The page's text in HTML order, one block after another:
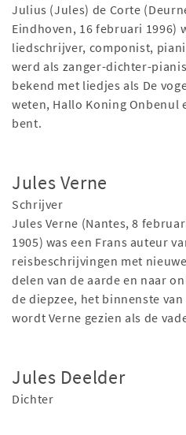
Julius (Jules) de Corte
Eindhoven, 16 februari 1996)
liedschrijver, componist,
werd als zanger-dichter-
bekend met liedjes als De
weten, Hallo Koning Onbenul
bent.
Jules Verne
Schrijver
Jules Verne (Nantes, 8
1905) was een Frans auteur
reisbeschrijvingen met
delen van de aarde en naar
de diepzee, het binnenste
wordt Verne gezien als de
Jules Deelder
Dichter